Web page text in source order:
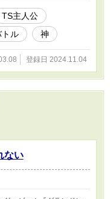
TS主人公
トル 神
登録日 2024.11.04
ない